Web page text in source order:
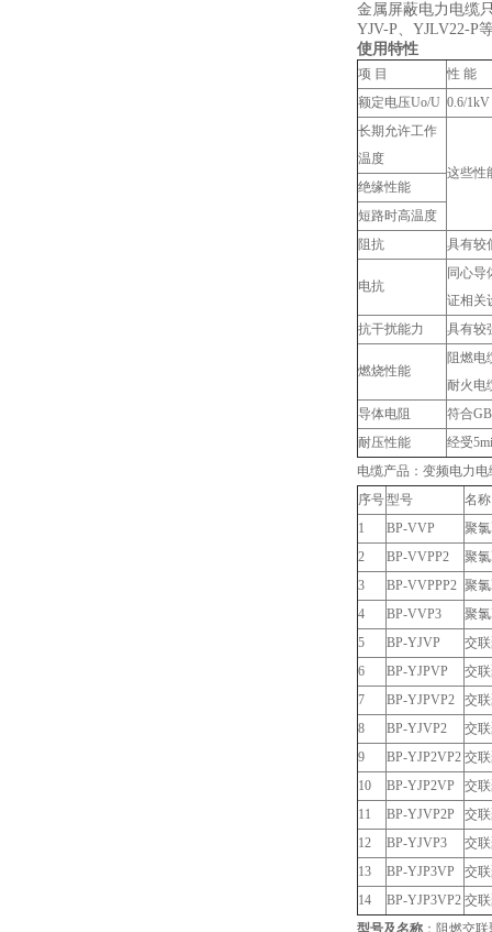
金属屏蔽电力电缆
YJV-P、YJLV22-P
使用特性
项 目
性 能
额定电压Uo/U 0.6/1kV
长期允许工作
温度
这些性
绝缘性能
短路时高温度
阻抗
具有较
电抗
同心导
证相关
抗干扰能力
具有较
燃烧性能
阻燃电
耐火电
导体电阻
符合
耐压性能
经受
电缆产品：变频电力电
序号型号
名称
1
BP-VVP
聚
2
BP-VVPP2
聚
3
BP-VVPPP2 聚
4
BP-VVP3
聚
5
BP-YJVP
交
6
BP-YJPVP
交
7
BP-YJPVP2
交
8
BP-YJVP2
交
9
BP-YJP2VP2 交
10
BP-YJP2VP
交
11
BP-YJVP2P
交
12
BP-YJVP3
交
13
BP-YJP3VP
交
14
BP-YJP3VP2 交
型号及名称 ：阻燃交